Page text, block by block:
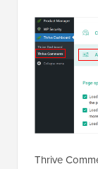
Thrive